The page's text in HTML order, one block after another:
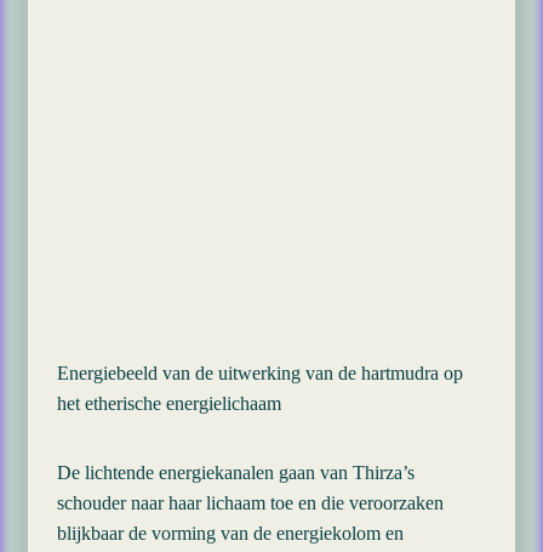
Energiebeeld van de uitwerking van de hartmudra op
het etherische energielichaam
De lichtende energiekanalen gaan van Thirza’s
schouder naar haar lichaam toe en die veroorzaken
blijkbaar de vorming van de energiekolom en